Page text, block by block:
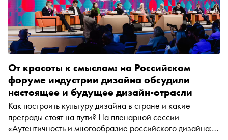
От красоты к смыслам: на Российском
форуме индустрии дизайна обсудили
настоящее и будущее дизайн-отрасли
Как построить культуру дизайна в стране и какие
преграды стоят на пути? На пленарной сессии
«Аутентичность и многообразие российского дизайна: